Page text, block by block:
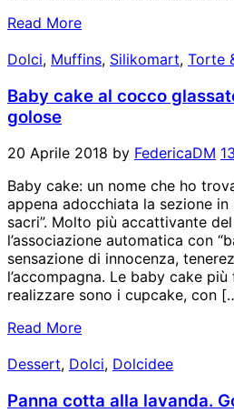
Read More
Dolci, Muffins, Silikomart, Torte
Baby cake al cocco
golose
20 Aprile 2018 by FedericaDM
Baby cake: un nome che ho
appena adocchiata la sezione in
sacri”. Molto più accattivante
l’associazione automatica con
sensazione di innocenza,
l’accompagna. Le baby cake
realizzare sono i cupcake, con
Read More
Dessert, Dolci, Dolcidee
Panna cotta alla lavanda.